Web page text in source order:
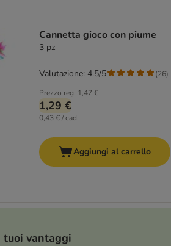
Cannetta gioco con piume
3 pz
Prezzo reg. 1,47 €
1,29 €
0,43 € / cad.
Valutazione: 4.5/5 (26)
Aggiungi al carrello
tuoi vantaggi